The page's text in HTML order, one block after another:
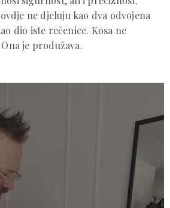
ne djeluju kao dva odvojena
dio iste rečenice. Kosa ne
je produžava.